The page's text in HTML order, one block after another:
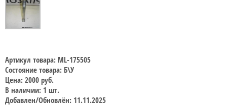
Артикул товара: ML-175505
Состояние товара: Б\У
Цена: 2000 руб.
В наличии: 1 шт.
Добавлен/Обновлён: 11.11.2025